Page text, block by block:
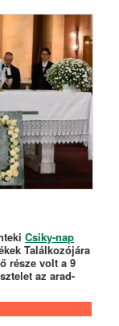
Csiky-nap
Találkozójára
része volt a 9
az arad-